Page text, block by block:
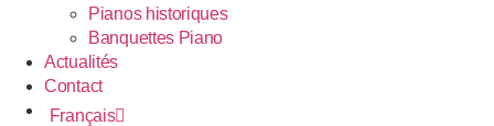
Pianos historiques
Banquettes Piano
Actualités
Contact
Français